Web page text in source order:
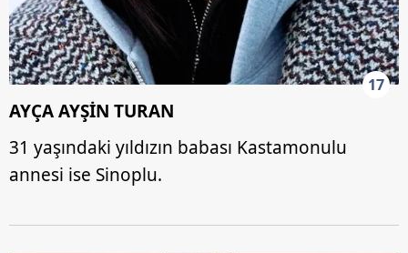
17
AYÇA AYŞİN TURAN
31 yaşındaki yıldızın babası Kastamonulu
annesi ise Sinoplu.